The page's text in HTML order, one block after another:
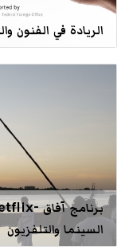
الريادة في الفنون
السينما والتلفزيون